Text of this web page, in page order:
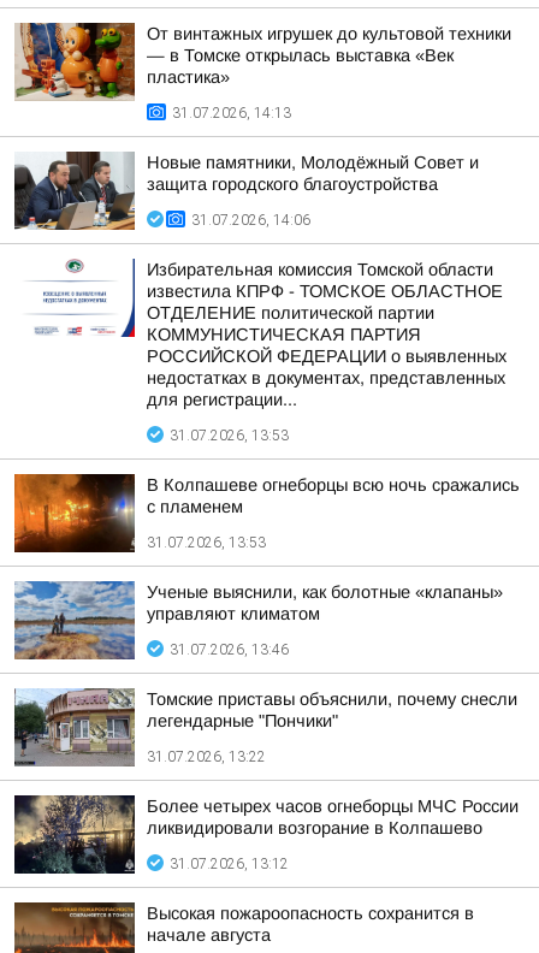
От винтажных игрушек до культовой техники
— в Томске открылась выставка «Век
пластика»
31.07.2026, 14:13
Новые памятники, Молодёжный Совет и
защита городского благоустройства
31.07.2026, 14:06
Избирательная комиссия Томской области
известила КПРФ - ТОМСКОЕ ОБЛАСТНОЕ
ОТДЕЛЕНИЕ политической партии
КОММУНИСТИЧЕСКАЯ ПАРТИЯ
РОССИЙСКОЙ ФЕДЕРАЦИИ о выявленных
недостатках в документах, представленных
для регистрации...
31.07.2026, 13:53
В Колпашеве огнеборцы всю ночь сражались
с пламенем
31.07.2026, 13:53
Ученые выяснили, как болотные «клапаны»
управляют климатом
31.07.2026, 13:46
Томские приставы объяснили, почему снесли
легендарные "Пончики"
31.07.2026, 13:22
Более четырех часов огнеборцы МЧС России
ликвидировали возгорание в Колпашево
31.07.2026, 13:12
Высокая пожароопасность сохранится в
начале августа